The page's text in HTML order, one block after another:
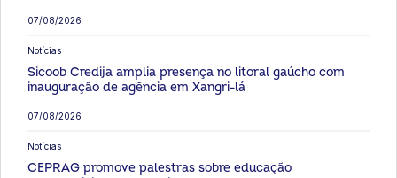
07/08/2026
Notícias
07/08/2026
Sicoob Credija amplia presença no litoral gaúcho com
inauguração de agência em Xangri-lá
Notícias
CEPRAG promove palestras sobre educação